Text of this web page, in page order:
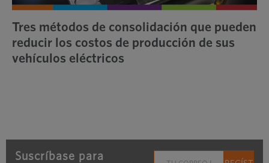
Tres métodos de consolidación que pueden
reducir los costos de producción de sus
vehículos eléctricos
Suscríbase para